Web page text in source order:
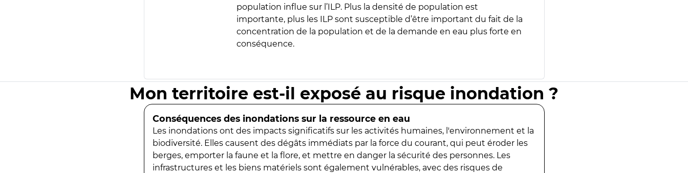
population influe sur l’ILP. Plus la densité de population est
importante, plus les ILP sont susceptible d’être important du fait de la
concentration de la population et de la demande en eau plus forte en
conséquence.
Mon territoire est-il exposé au risque inondation ?
Conséquences des inondations sur la ressource en eau
Les inondations ont des impacts significatifs sur les activités humaines, l'environnement et la
biodiversité. Elles causent des dégâts immédiats par la force du courant, qui peut éroder les
berges, emporter la faune et la flore, et mettre en danger la sécurité des personnes. Les
infrastructures et les biens matériels sont également vulnérables, avec des risques de